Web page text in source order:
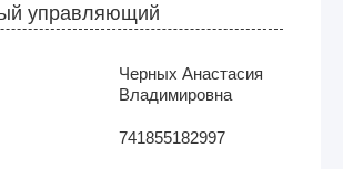
управляющий
Черных Анастасия
Владимировна
741855182997